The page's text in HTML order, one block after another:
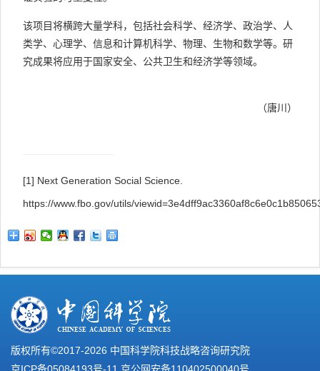
该项目将横跨大量学科，包括社会科学、经济学、政治学、人
类学、心理学、信息和计算机科学、物理、生物和数学等。研
究成果将应用于国家安全、公共卫生和经济学等领域。
（唐川）
[1] Next Generation Social Science.
https://www.fbo.gov/utils/
版权所有©2017-2026 中国科学院科技战略咨询研究院